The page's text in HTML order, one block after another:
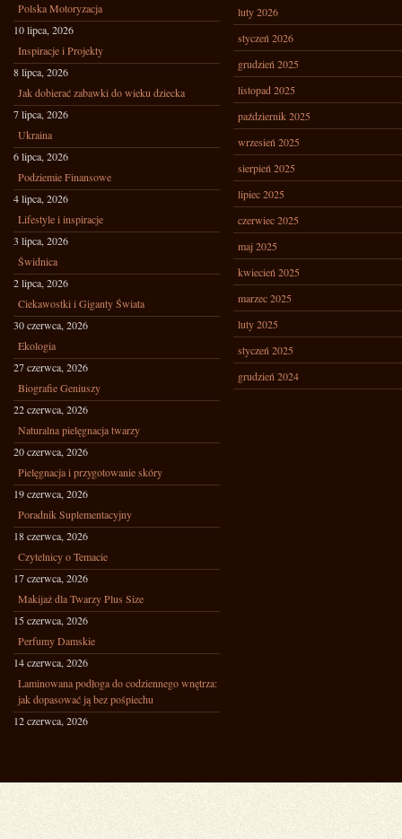
Polska Motoryzacja
10 lipca, 2026
Inspiracje i Projekty
8 lipca, 2026
Jak dobierać zabawki do wieku dziecka
7 lipca, 2026
Ukraina
6 lipca, 2026
Podziemie Finansowe
4 lipca, 2026
Lifestyle i inspiracje
3 lipca, 2026
Świdnica
2 lipca, 2026
Ciekawostki i Giganty Świata
30 czerwca, 2026
Ekologia
27 czerwca, 2026
Biografie Geniuszy
22 czerwca, 2026
Naturalna pielęgnacja twarzy
20 czerwca, 2026
Pielęgnacja i przygotowanie skóry
19 czerwca, 2026
Poradnik Suplementacyjny
18 czerwca, 2026
Czytelnicy o Temacie
17 czerwca, 2026
Makijaż dla Twarzy Plus Size
15 czerwca, 2026
Perfumy Damskie
14 czerwca, 2026
Laminowana podłoga do codziennego wnętrza:
jak dopasować ją bez pośpiechu
12 czerwca, 2026
luty 2026
styczeń 2026
grudzień 2025
listopad 2025
październik 2025
wrzesień 2025
sierpień 2025
lipiec 2025
czerwiec 2025
maj 2025
kwiecień 2025
marzec 2025
luty 2025
styczeń 2025
grudzień 2024